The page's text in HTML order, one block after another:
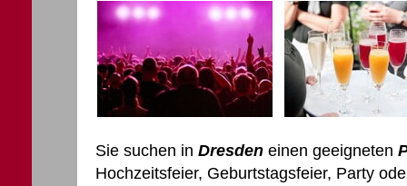
Sie suchen in Dresden einen geeigneten
Hochzeitsfeier, Geburtstagsfeier, Party